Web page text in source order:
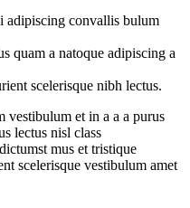
adipiscing convallis bulum
quam a natoque adipiscing a
scelerisque nibh lectus.
vestibulum et in a a a purus
lectus nisl class
mus et tristique
scelerisque vestibulum amet